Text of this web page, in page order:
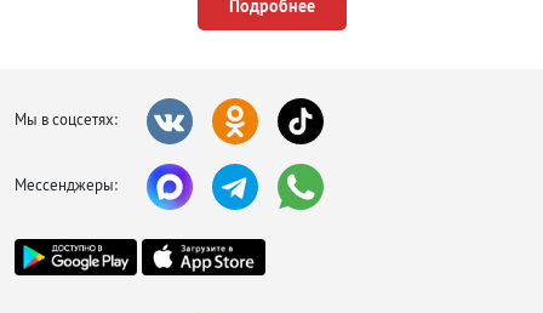
либо воспользоваться общественным транспортом. Трамваи, автобусы и
случае взмах руки будет проигнорирован.
турах в Риме можно в
отеле на любой
часть сосредоточена
вокруг
Подробнее
Мы в соцсетях:
Мессенджеры: